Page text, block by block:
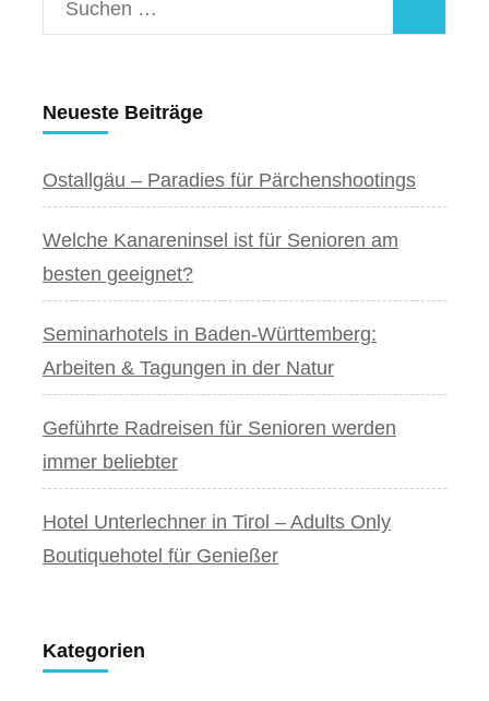
Suchen
nach:
Neueste Beiträge
Ostallgäu – Paradies für Pärchenshootings
Welche Kanareninsel ist für Senioren am
besten geeignet?
Seminarhotels in Baden-Württemberg:
Arbeiten & Tagungen in der Natur
Geführte Radreisen für Senioren werden
immer beliebter
Hotel Unterlechner in Tirol – Adults Only
Boutiquehotel für Genießer
Kategorien